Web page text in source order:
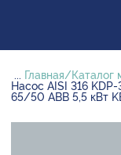
... Главная Каталог
Насос AISI 316
65/50 ABB 5,5 кВт